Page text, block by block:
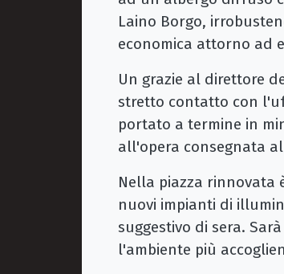
Laino Borgo,
economica attorno ad
Un grazie al direttore
stretto contatto con
portato a termine in
all'opera consegnata
Nella piazza rinnovata
nuovi impianti di
suggestivo di sera.
l'ambiente più